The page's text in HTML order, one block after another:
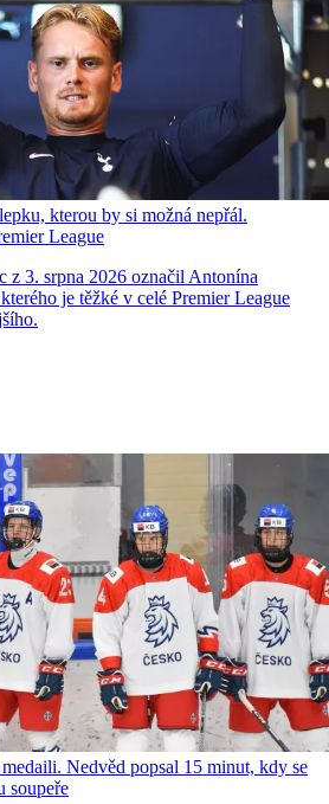
kterou by si možná nepřál.
League
3. srpna 2026 označil Antonína
je těžké v celé Premier League
Nedvěd popsal 15 minut, kdy se
soupeře